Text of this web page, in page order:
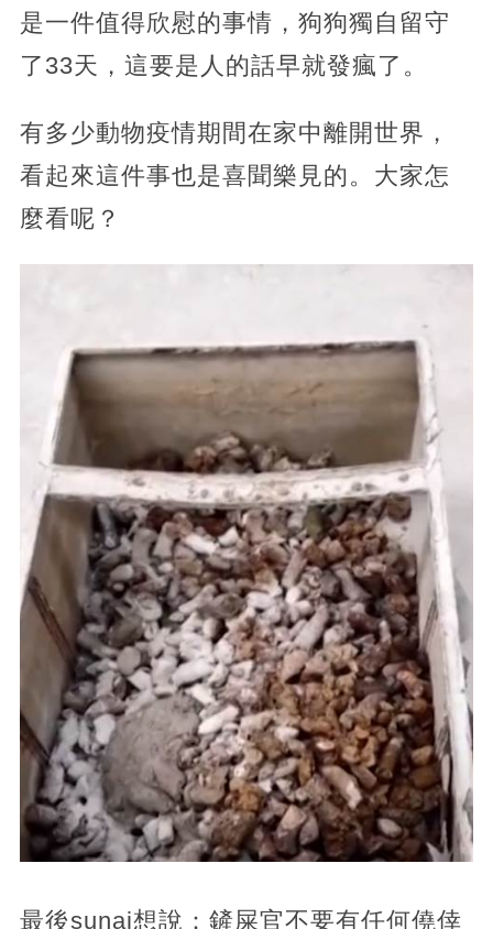
是一件值得欣慰的事情，狗狗獨自留守
了33天，這要是人的話早就發瘋了。
有多少動物疫情期間在家中離開世界，
看起來這件事也是喜聞樂見的。大家怎
麼看呢？
最後sunai想說：鏟屎官不要有任何僥倖